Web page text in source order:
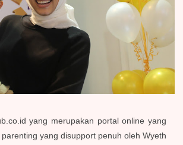
yang merupakan portal online yang
yang disupport penuh oleh Wyeth